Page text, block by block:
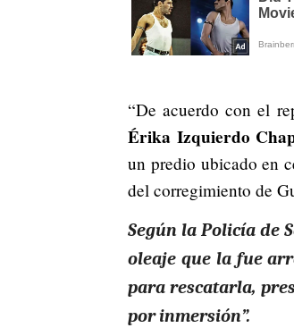
“De acuerdo con el
Érika Izquierdo
un predio ubicado en
del corregimiento de
Según la Policía de
oleaje que la fue
para rescatarla,
por inmersión”.